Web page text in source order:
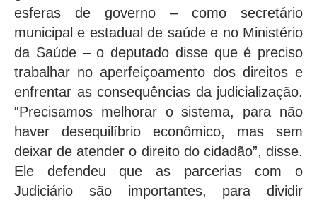
esferas de governo – como secretário
municipal e estadual de saúde e no Ministério
da Saúde – o deputado disse que é preciso
trabalhar no aperfeiçoamento dos direitos e
enfrentar as consequências da judicialização.
“Precisamos melhorar o sistema, para não
haver desequilíbrio econômico, mas sem
deixar de atender o direito do cidadão”, disse.
Ele defendeu que as parcerias com o
Judiciário são importantes, para dividir